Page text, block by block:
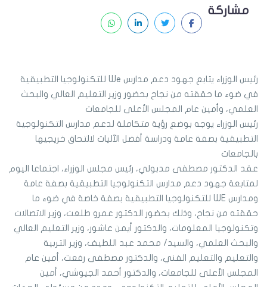
مشاركة
رئيس الوزراء يتابع جهود دعم مدارس We للتكنولوجيا التطبيقية
في ضوء ما حققته من نجاح بحضور وزير التعليم العالي والبحث
العلمي، وأمين عام المجلس الأعلى للجامعات
رئيس الوزراء يوجه بوضع رؤية متكاملة لدعم مدارس التكنولوجية
التطبيقية بصفة عامة ودراسة أفضل الآليات لالتحاق خريجيها
بالجامعات
عقد الدكتور مصطفى مدبولي، رئيس مجلس الوزراء، اجتماعا اليوم
لمتابعة جهود دعم مدارس التكنولوجيا التطبيقية بصفة عامة
ومدارس WE للتكنولوجيا التطبيقية بصفة خاصة في ضوء ما
حققته من نجاح، وذلك بحضور الدكتور عمرو طلعت، وزير الاتصالات
وتكنولوجيا المعلومات، والدكتور أيمن عاشور، وزير التعليم العالي
والبحث العلمي، والسيد/ محمد عبد اللطيف، وزير التربية
والتعليم والتعليم الفني، والدكتور مصطفى رفعت، أمين عام
المجلس الأعلى للجامعات، والدكتور أحمد الجيوشي، أمين